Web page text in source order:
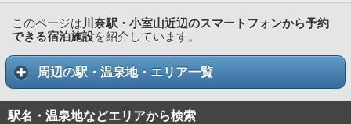
このページは川奈駅・小室山近辺のスマートフォンから予約
できる宿泊施設を紹介しています。
周辺の駅・温泉地・エリア一覧
駅名・温泉地などエリアから検索